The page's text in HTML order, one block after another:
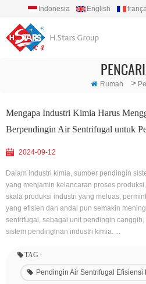
Indonesia English
Rumah >
Mengapa Industri Kimia Harus
Berpendingin Air Sentrifugal untuk
2024-09-12
Dalam industri kimia, sumber pendingin
yang menjamin kelancaran proses
skala produksi industri yang meluas,
yang efisien dan andal pun semakin
sentrifugal, sebagai unit pendingin
sistem pendinginan industri kimia. ...
TAG :
Pendingin Air Sentrifugal Efisiensi